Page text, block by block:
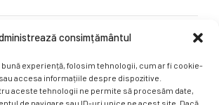
consimțământul
bună experiență, folosim tehnologii, cum ar fi cookie-
accesa informațiile despre dispozitive.
aceste tehnologii ne permite să procesăm date,
de navigare sau ID-uri unice pe acest site. Dacă
rețelele sociale.